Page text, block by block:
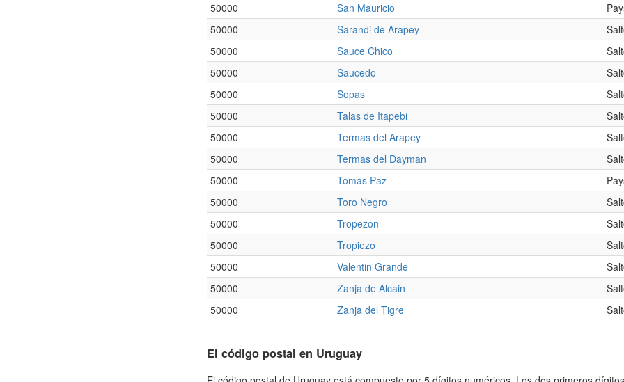
50000
San Mauricio
50000
Sarandi de Arapey
50000
Sauce Chico
50000
Saucedo
50000
Sopas
50000
Talas de Itapebi
50000
Termas del Arapey
50000
Termas del Dayman
50000
Tomas Paz
50000
Toro Negro
50000
Tropezon
50000
Tropiezo
50000
Valentin Grande
50000
Zanja de Alcain
50000
Zanja del Tigre
El código postal en Uruguay